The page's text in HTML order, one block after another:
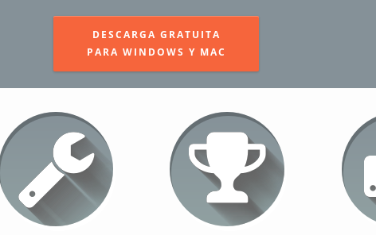
DESCARGA GRATUITA
PARA WINDOWS Y MAC